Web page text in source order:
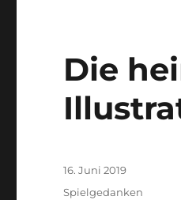
Die
Veröffentlicht
am
16. Juni 2019
Kategorien
Spielgedanken